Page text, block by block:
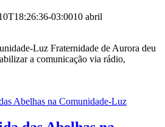
03:0010 abril
Luz Fraternidade de Aurora deu
a comunicação via rádio,
Abelhas na Comunidade-Luz